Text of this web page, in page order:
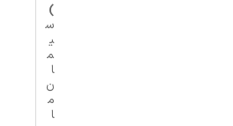
)
س
ی
م
ا
ن
م
ا